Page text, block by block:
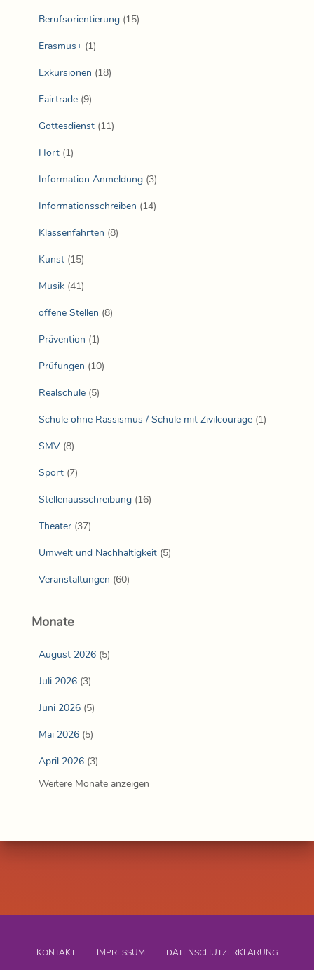
Berufsorientierung (15)
Erasmus+ (1)
Exkursionen (18)
Fairtrade (9)
Gottesdienst (11)
Hort (1)
Information Anmeldung (3)
Informationsschreiben (14)
Klassenfahrten (8)
Kunst (15)
Musik (41)
offene Stellen (8)
Prävention (1)
Prüfungen (10)
Realschule (5)
Schule ohne Rassismus / Schule mit Zivilcourage (1)
SMV (8)
Sport (7)
Stellenausschreibung (16)
Theater (37)
Umwelt und Nachhaltigkeit (5)
Veranstaltungen (60)
Monate
August 2026 (5)
Juli 2026 (3)
Juni 2026 (5)
Mai 2026 (5)
April 2026 (3)
Weitere Monate anzeigen
KONTAKT IMPRESSUM DATENSCHUTZERKLÄRUNG